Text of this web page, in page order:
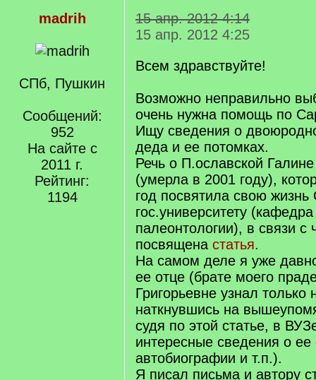
madrih
СПб, Пушкин
Сообщений:
952
На сайте с
2011 г.
Рейтинг:
1194
15 апр. 2012 4:14
15 апр. 2012 4:25
Всем здравствуйте!
Возможно неправильно
очень нужна помощь по
Ищу сведения о
деда и ее потомках.
Речь о П.ославской
(умерла в 2001 году),
год посвятила свою жизнь
гос.университету
палеонтологии), в связи
посвящена статья.
На самом деле я уже
ее отце (брате моего
Григорьевне узнал только
наткнувшись на
судя по этой статье, в
интересные сведения о ее
автобиографии и т.п.).
Я писал письма и автору